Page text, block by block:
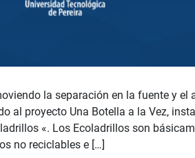
la separación en la fuente y el
al proyecto Una Botella a la Vez,
«. Los Ecoladrillos son
no reciclables e […]